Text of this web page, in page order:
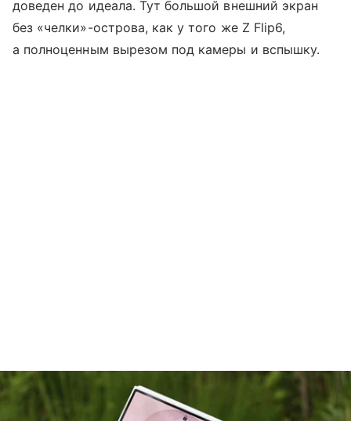
доведен до идеала. Тут большой внешний экран
без «челки»-острова, как у того же Z Flip6,
а полноценным вырезом под камеры и вспышку.